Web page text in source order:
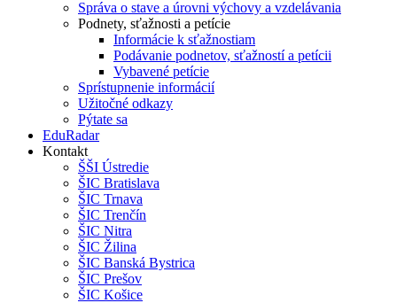
Správa o stave a úrovni výchovy a vzdelávania
Podnety, sťažnosti a petície
Informácie k sťažnostiam
Podávanie podnetov, sťažností a petícii
Vybavené petície
Sprístupnenie informácií
Užitočné odkazy
Pýtate sa
EduRadar
Kontakt
ŠŠI Ústredie
ŠIC Bratislava
ŠIC Trnava
ŠIC Trenčín
ŠIC Nitra
ŠIC Žilina
ŠIC Banská Bystrica
ŠIC Prešov
ŠIC Košice